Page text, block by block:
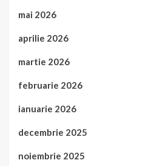
mai 2026
aprilie 2026
martie 2026
februarie 2026
ianuarie 2026
decembrie 2025
noiembrie 2025